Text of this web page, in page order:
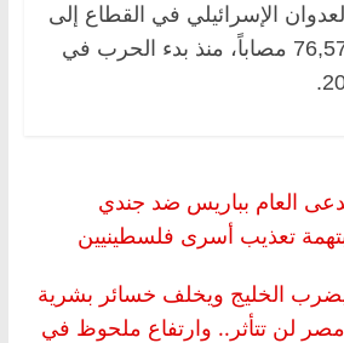
الإسرائيلي في القطاع إلى
33,843 شهيداً و76,575 مصاباً، منذ بدء الحرب في
العام بباريس ضد جندي
تعذيب أسرى فلسطينيين
الخليج ويخلف خسائر بشرية
مصر لن تتأثر.. وارتفاع ملحوظ في